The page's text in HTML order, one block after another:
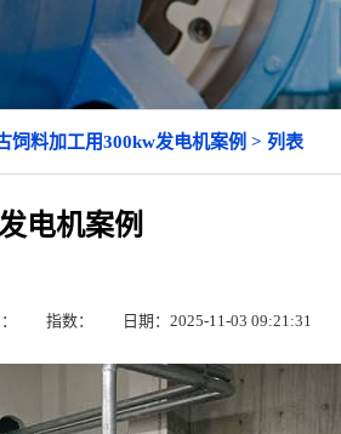
饲料加工用300kw发电机案例 > 列表
电机案例
指数： 日期：2025-11-03 09:21:31